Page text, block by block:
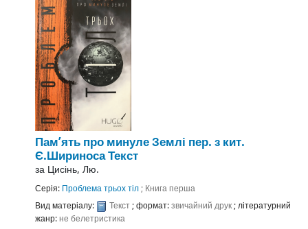
Пам’ять про минуле Землі пер. з кит.
Є.ШириносаТекст
за Цисінь, Лю.
Серія: Проблема трьох тіл; Книга перша
Вид матеріалу:
Текст; формат:звичайний друк; літературний
жанр:не белетристика